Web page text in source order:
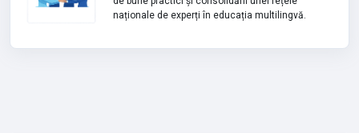
naționale de experți în educația multilingvă.